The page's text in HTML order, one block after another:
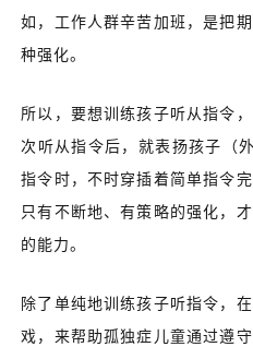
如，工作人群辛苦加班，是把
种强化。
所以，要想训练孩子听从指令
次听从指令后，就表扬孩子（
指令时，不时穿插着简单指令
只有不断地、有策略的强化，
的能力。
除了单纯地训练孩子听指令，
戏，来帮助孤独症儿童通过遵